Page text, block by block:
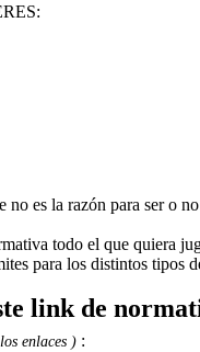
no es la razón para ser o
todo el que quiera
para los distintos tipos
link de
enlaces ) :